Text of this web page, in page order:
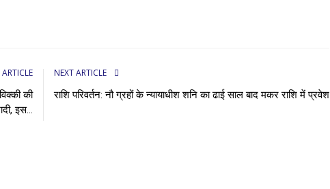
की
इस...
NEXT ARTICLE
राशि परिवर्तन: नौ ग्रहों के न्यायाधीश शनि का ढाई साल बाद मकर राशि में प्रवेश